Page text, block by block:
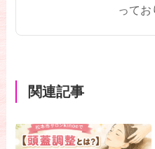
ってお
関連記事